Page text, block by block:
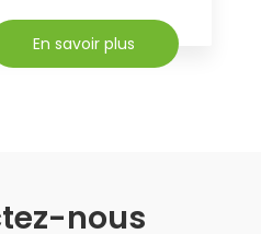
En savoir plus
nous